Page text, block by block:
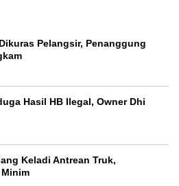
Pelangsir, Penanggung
Hasil HB Ilegal, Owner Dhi
Keladi Antrean Truk,